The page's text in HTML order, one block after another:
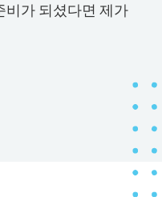
비가 되셨다면 제가